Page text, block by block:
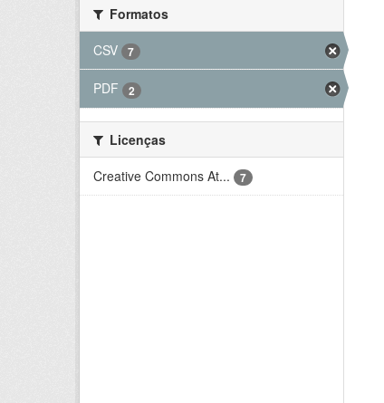
Formatos
CSV
7
PDF 2
Licenças
Creative Commons At...
7